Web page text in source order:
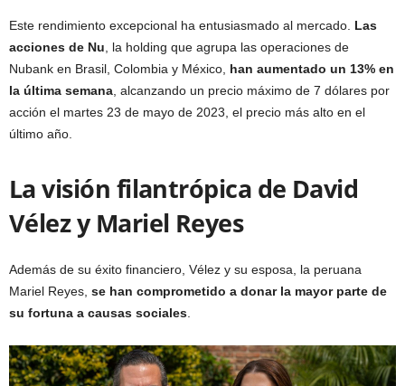
Este rendimiento excepcional ha entusiasmado al mercado. Las
acciones de Nu , la holding que agrupa las operaciones de
Nubank en Brasil, Colombia y México, han aumentado un 13% en
la última semana , alcanzando un precio máximo de 7 dólares por
acción el martes 23 de mayo de 2023, el precio más alto en el
último año.
La visión filantrópica de David
Vélez y Mariel Reyes
Además de su éxito financiero, Vélez y su esposa, la peruana
Mariel Reyes, se han comprometido a donar la mayor parte de
su fortuna a causas sociales